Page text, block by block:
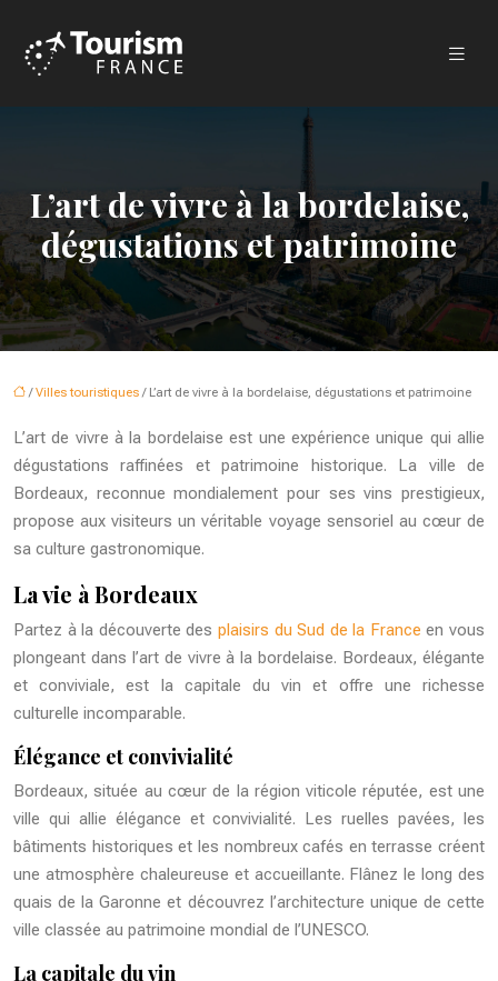
L’art de vivre à la bordelaise,
dégustations et patrimoine
/Villes touristiques / L’art de vivre à la bordelaise, dégustations et patrimoine
L’art de vivre à la bordelaise est une expérience unique qui allie
dégustations raffinées et patrimoine historique. La ville de
Bordeaux, reconnue mondialement pour ses vins prestigieux,
propose aux visiteurs un véritable voyage sensoriel au cœur de
sa culture gastronomique.
La vie à Bordeaux
Partez à la découverte des plaisirs du Sud de la France en vous
plongeant dans l’art de vivre à la bordelaise. Bordeaux, élégante
et conviviale, est la capitale du vin et offre une richesse
culturelle incomparable.
Élégance et convivialité
Bordeaux, située au cœur de la région viticole réputée, est une
ville qui allie élégance et convivialité. Les ruelles pavées, les
bâtiments historiques et les nombreux cafés en terrasse créent
une atmosphère chaleureuse et accueillante. Flânez le long des
quais de la Garonne et découvrez l’architecture unique de cette
ville classée au patrimoine mondial de l’UNESCO.
La capitale du vin